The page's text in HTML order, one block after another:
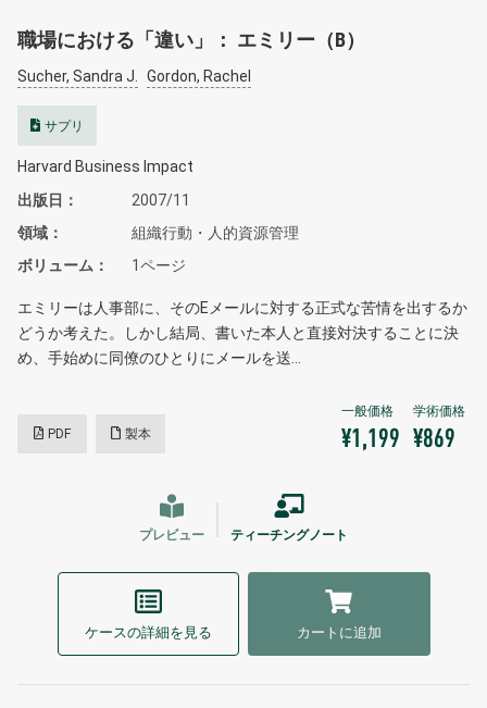
職場における「違い」： エミリー（B）
Sucher, Sandra J. Gordon, Rachel
サプリ
Harvard Business Impact
出版日
2007/11
領域
組織行動・人的資源管理
ボリューム
1ページ
エミリーは人事部に、そのEメールに対する正式な苦情を出するか
どうか考えた。しかし結局、書いた本人と直接対決することに決
め、手始めに同僚のひとりにメールを送…
PDF 製本 ¥1,199 ¥869
プレビュー ティーチングノート
ケースの詳細を見る カートに追加